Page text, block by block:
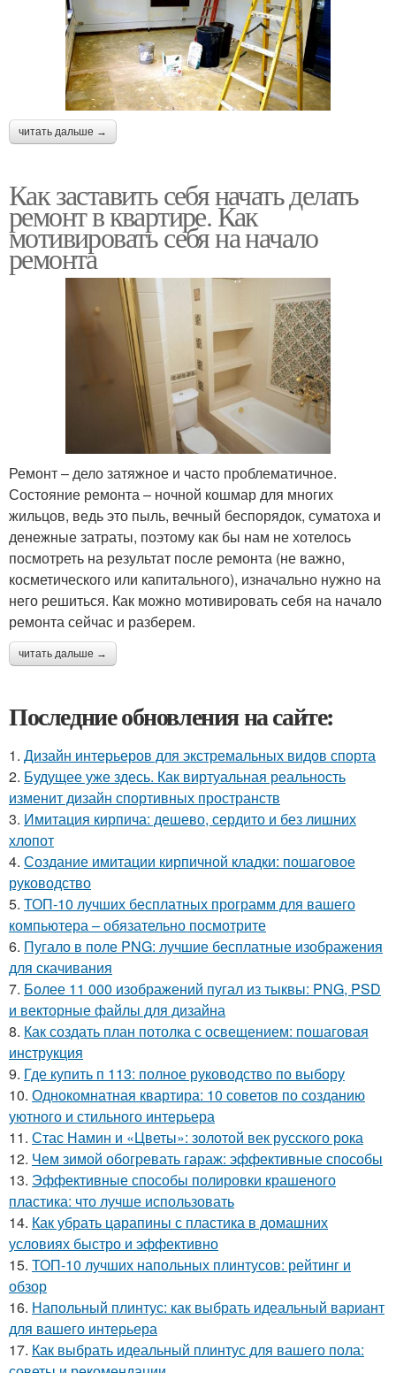
читать дальше →
Как заставить себя начать делать
ремонт в квартире. Как
мотивировать себя на начало
ремонта
Ремонт – дело затяжное и часто проблематичное.
Состояние ремонта – ночной кошмар для многих
жильцов, ведь это пыль, вечный беспорядок, суматоха и
денежные затраты, поэтому как бы нам не хотелось
посмотреть на результат после ремонта (не важно,
косметического или капитального), изначально нужно на
него решиться. Как можно мотивировать себя на начало
ремонта сейчас и разберем.
читать дальше →
Последние обновления на сайте:
1. Дизайн интерьеров для экстремальных видов спорта
2. Будущее уже здесь. Как виртуальная реальность
изменит дизайн спортивных пространств
3. Имитация кирпича: дешево, сердито и без лишних
хлопот
4. Создание имитации кирпичной кладки: пошаговое
руководство
5. ТОП-10 лучших бесплатных программ для вашего
компьютера – обязательно посмотрите
6. Пугало в поле PNG: лучшие бесплатные изображения
для скачивания
7. Более 11 000 изображений пугал из тыквы: PNG, PSD
и векторные файлы для дизайна
8. Как создать план потолка с освещением: пошаговая
инструкция
9. Где купить п 113: полное руководство по выбору
10. Однокомнатная квартира: 10 советов по созданию
уютного и стильного интерьера
11. Стас Намин и «Цветы»: золотой век русского рока
12. Чем зимой обогревать гараж: эффективные способы
13. Эффективные способы полировки крашеного
пластика: что лучше использовать
14. Как убрать царапины с пластика в домашних
условиях быстро и эффективно
15. ТОП-10 лучших напольных плинтусов: рейтинг и
обзор
16. Напольный плинтус: как выбрать идеальный вариант
для вашего интерьера
17. Как выбрать идеальный плинтус для вашего пола: